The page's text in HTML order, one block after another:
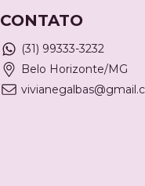
CONTATO
(31) 99333-3232
Belo Horizonte/MG